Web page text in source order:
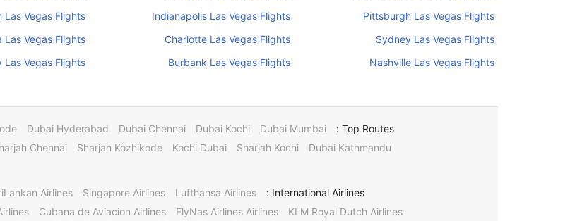
Pittsburgh Las Vegas Flights
Indianapolis Las Vegas Flights
Las Vegas Flights
Sydney Las Vegas Flights
Charlotte Las Vegas Flights
Las Vegas Flights
Nashville Las Vegas Flights
Burbank Las Vegas Flights
Las Vegas Flights
Top Routes :
Dubai Mumbai
Dubai Kochi
Dubai Chennai
Dubai Hyderabad
Dubai Kathmandu
Sharjah Kochi
Kochi Dubai
Sharjah Kozhikode
Chennai
International Airlines :
Lufthansa Airlines
Singapore Airlines
Airlines
KLM Royal Dutch Airlines
FlyNas Airlines Airlines
Cubana de Aviacion Airlines